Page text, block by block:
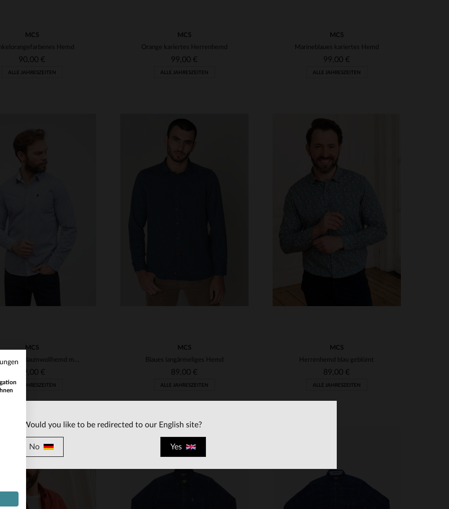
MCS
Hemd
90,00 €
ALLE JAHRESZEITEN
VERFÜGBARE GRÖSSEN
MCS
Orange kariertes Herrenhemd
99,00 €
ALLE JAHRESZEITEN
MCS
Marineblaues kariertes Hemd
99,00 €
ALLE JAHRESZEITEN
MCS
Gemustertes Baumwollhemd mit langen Ärmeln
89,00 €
ALLE JAHRESZEITEN
MCS
Blaues langärmeliges Hemd
89,00 €
ALLE JAHRESZEITEN
MCS
Herrenhemd blau geblümt
89,00 €
ALLE JAHRESZEITEN
Would you like to be redirected to our English site?
No Yes